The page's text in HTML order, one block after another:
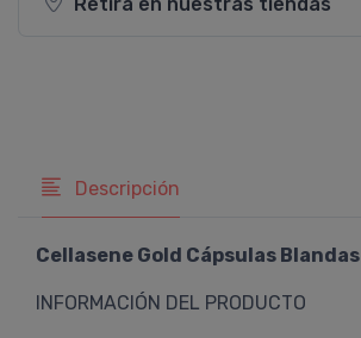
Descripción
Cellasene Gold Cápsulas Blandas
INFORMACIÓN DEL PRODUCTO